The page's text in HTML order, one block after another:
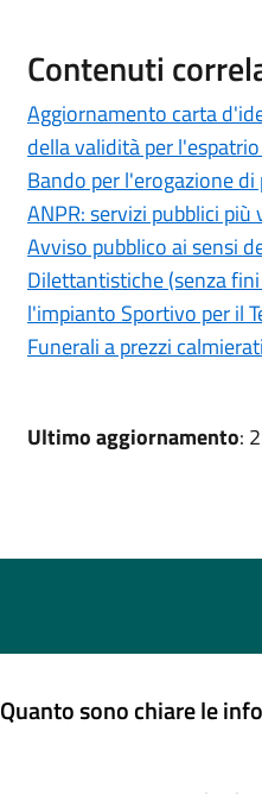
Contenuti
Aggiornamento carta
della validità per
Bando per l'erogazione
ANPR: servizi pubblici più
Avviso pubblico ai sensi
Dilettantistiche (senza
l'impianto Sportivo per il
Funerali a prezzi calmierati
Ultimo aggiornamento:
Quanto sono chiare le